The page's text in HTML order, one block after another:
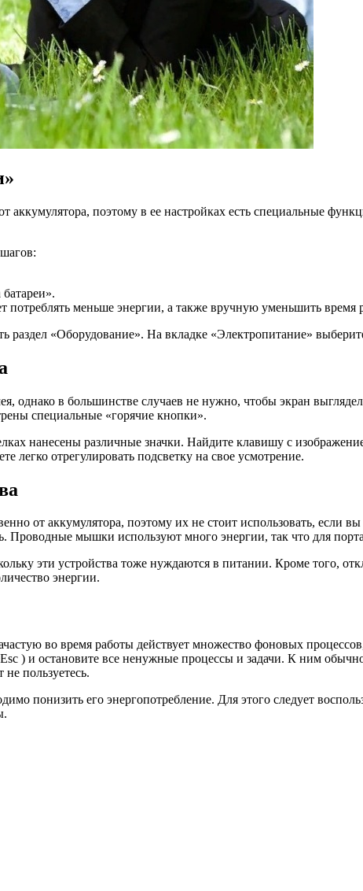
аккумулятора, поэтому в ее настройках есть специальные
потреблять меньше энергии, а также вручную уменьшить время
раздел «Оборудование». На вкладке «Электропитание»
однако в большинстве случаев не нужно, чтобы экран
специальные «горячие кнопки».
нанесены различные значки. Найдите клавишу с
легко отрегулировать подсветку на свое усмотрение.
от аккумулятора, поэтому их не стоит использовать, если
Проводные мышки используют много энергии, так что для
эти устройства тоже нуждаются в питании. Кроме того,
энергии.
во время работы действует множество фоновых
) и остановите все ненужные процессы и задачи. К ним
пользуетесь.
понизить его энергопотребление. Для этого следует